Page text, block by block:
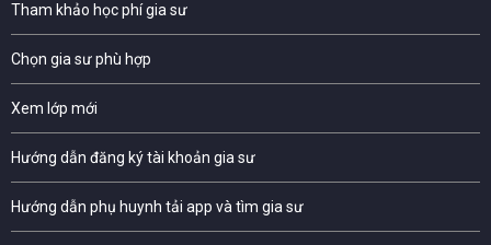
Tham khảo học phí gia sư
Chọn gia sư phù hợp
Xem lớp mới
Hướng dẫn đăng ký tài khoản gia sư
Hướng dẫn phụ huynh tải app và tìm gia sư